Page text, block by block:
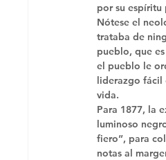
por su espíritu
Nótese el
trataba de
pueblo, que
el pueblo le
liderazgo fácil
vida.
Para 1877, la
luminoso
fiero”, para
notas al